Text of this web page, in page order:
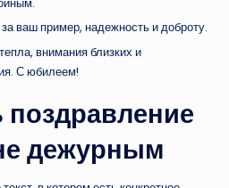
ваш пример, надежность и доброту.
внимания близких и
С юбилеем!
поздравление
дежурным